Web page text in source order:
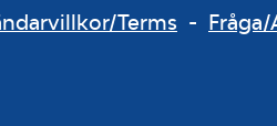
Terms -